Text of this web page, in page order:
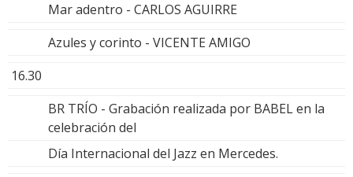
Mar adentro - CARLOS AGUIRRE
Azules y corinto - VICENTE AMIGO
16.30
BR TRÍO - Grabación realizada por BABEL en la
celebración del
Día Internacional del Jazz en Mercedes.